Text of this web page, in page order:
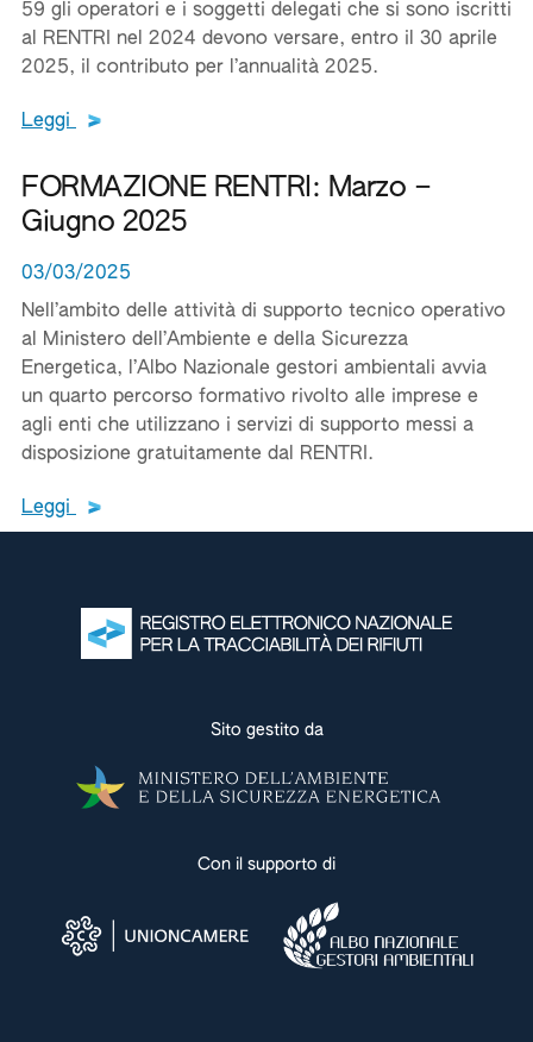
59 gli operatori e i soggetti delegati che si sono iscritti
al RENTRI nel 2024 devono versare, entro il 30 aprile
2025, il contributo per l’annualità 2025.
Leggi Leggi tutto il testo del documento
FORMAZIONE RENTRI: Marzo –
Giugno 2025
03/03/2025
Nell’ambito delle attività di supporto tecnico operativo
al Ministero dell’Ambiente e della Sicurezza
Energetica, l’Albo Nazionale gestori ambientali avvia
un quarto percorso formativo rivolto alle imprese e
agli enti che utilizzano i servizi di supporto messi a
disposizione gratuitamente dal RENTRI.
Leggi Leggi tutto il testo del documento
Sito gestito da
Con il supporto di